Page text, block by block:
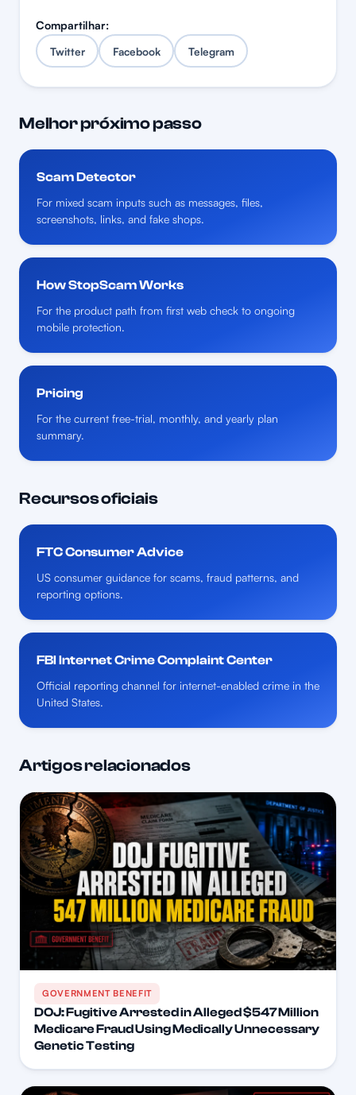
Compartilhar:
Twitter
Facebook Telegram
Melhor próximo passo
Scam Detector
For mixed scam inputs such as messages, files,
screenshots, links, and fake shops.
How StopScam Works
For the product path from first web check to ongoing
mobile protection.
Pricing
For the current free-trial, monthly, and yearly plan
summary.
Recursos oficiais
FTC Consumer Advice
US consumer guidance for scams, fraud patterns, and
reporting options.
FBI Internet Crime Complaint Center
Official reporting channel for internet-enabled crime in the
United States.
Artigos relacionados
GOVERNMENT BENEFIT
DOJ: Fugitive Arrested in Alleged $547 Million
Medicare Fraud Using Medically Unnecessary
Genetic Testing